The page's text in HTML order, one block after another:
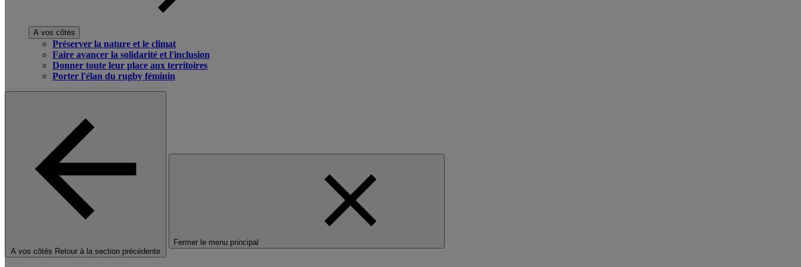
A vos côtés
Préserver la nature et le climat
Faire avancer la solidarité et l'inclusion
Donner toute leur place aux territoires
Porter l'élan du rugby féminin
A vos côtés Retour à la section précédente
Fermer le menu principal